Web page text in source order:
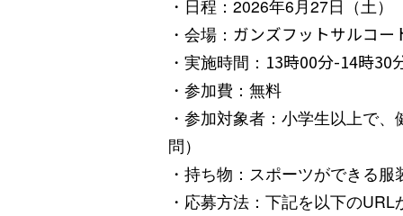
・日程：2026年6月27日（土）
・会場： ガンズフットサルコ
・実施時間： 13時00分-14時30
・参加費：無料
・参加対象者：小学生以上で
問）
・持ち物：スポーツができる
・応募方法：下記を以下のURL